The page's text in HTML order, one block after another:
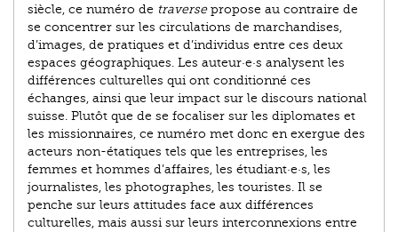
siècle, ce numéro de traversepropose au contraire de
se concentrer sur les circulations de marchandises,
d’images, de pratiques et d’individus entre ces deux
espaces géographiques. Les auteur·e·s analysent les
différences culturelles qui ont conditionné ces
échanges, ainsi que leur impact sur le discours national
suisse. Plutôt que de se focaliser sur les diplomates et
les missionnaires, ce numéro met donc en exergue des
acteurs non-étatiques tels que les entreprises, les
femmes et hommes d’affaires, les étudiant·e·s, les
journalistes, les photographes, les touristes. Il se
penche sur leurs attitudes face aux différences
culturelles, mais aussi sur leurs interconnexions entre